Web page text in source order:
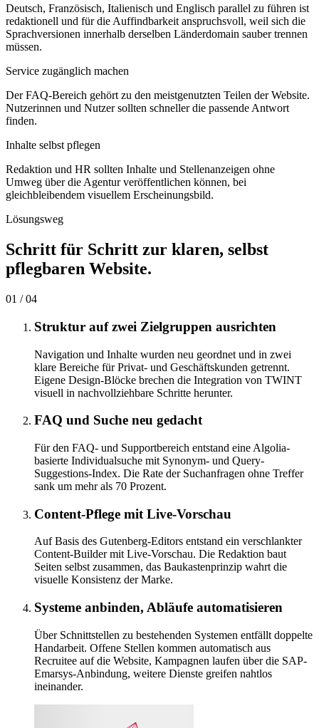
Deutsch, Französisch, Italienisch und Englisch parallel zu führen ist
redaktionell und für die Auffindbarkeit anspruchsvoll, weil sich die
Sprachversionen innerhalb derselben Länderdomain sauber trennen
müssen.
Service zugänglich machen
Der FAQ-Bereich gehört zu den meistgenutzten Teilen der Website.
Nutzerinnen und Nutzer sollten schneller die passende Antwort
finden.
Inhalte selbst pflegen
Redaktion und HR sollten Inhalte und Stellenanzeigen ohne
Umweg über die Agentur veröffentlichen können, bei
gleichbleibendem visuellem Erscheinungsbild.
Lösungsweg
Schritt für Schritt zur klaren, selbst
pflegbaren Website.
01 / 04
Struktur auf zwei Zielgruppen ausrichten
Navigation und Inhalte wurden neu geordnet und in zwei
klare Bereiche für Privat- und Geschäftskunden getrennt.
Eigene Design-Blöcke brechen die Integration von TWINT
visuell in nachvollziehbare Schritte herunter.
FAQ und Suche neu gedacht
Für den FAQ- und Supportbereich entstand eine Algolia-
basierte Individualsuche mit Synonym- und Query-
Suggestions-Index. Die Rate der Suchanfragen ohne Treffer
sank um mehr als 70 Prozent.
Content-Pflege mit Live-Vorschau
Auf Basis des Gutenberg-Editors entstand ein verschlankter
Content-Builder mit Live-Vorschau. Die Redaktion baut
Seiten selbst zusammen, das Baukastenprinzip wahrt die
visuelle Konsistenz der Marke.
Systeme anbinden, Abläufe automatisieren
Über Schnittstellen zu bestehenden Systemen entfällt doppelte
Handarbeit. Offene Stellen kommen automatisch aus
Recruitee auf die Website, Kampagnen laufen über die SAP-
Emarsys-Anbindung, weitere Dienste greifen nahtlos
ineinander.